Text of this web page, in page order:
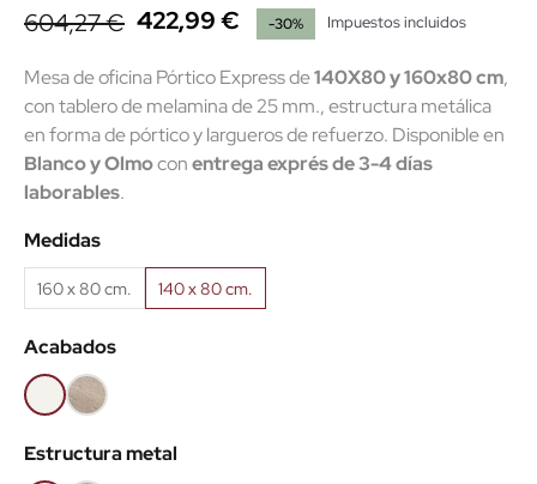
604,27 € 422,99 € -30% Impuestos incluidos
Mesa de oficina Pórtico Express de140X80 y 160x80 cm,
con tablero de melamina de 25 mm., estructura metálica
en forma de pórtico y largueros de refuerzo. Disponible en
Blanco y Olmoconentrega exprés de 3-4 días
laborables.
Medidas
160 x 80 cm. 140 x 80 cm.
Acabados
BlancoOlmo
claro
Estructura metal